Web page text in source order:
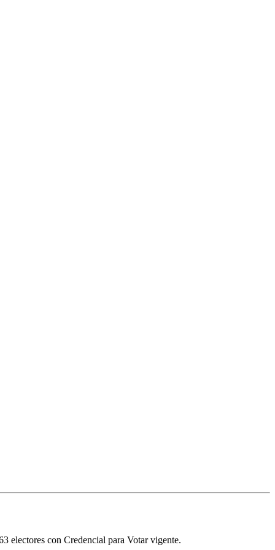
electores con Credencial para Votar vigente.